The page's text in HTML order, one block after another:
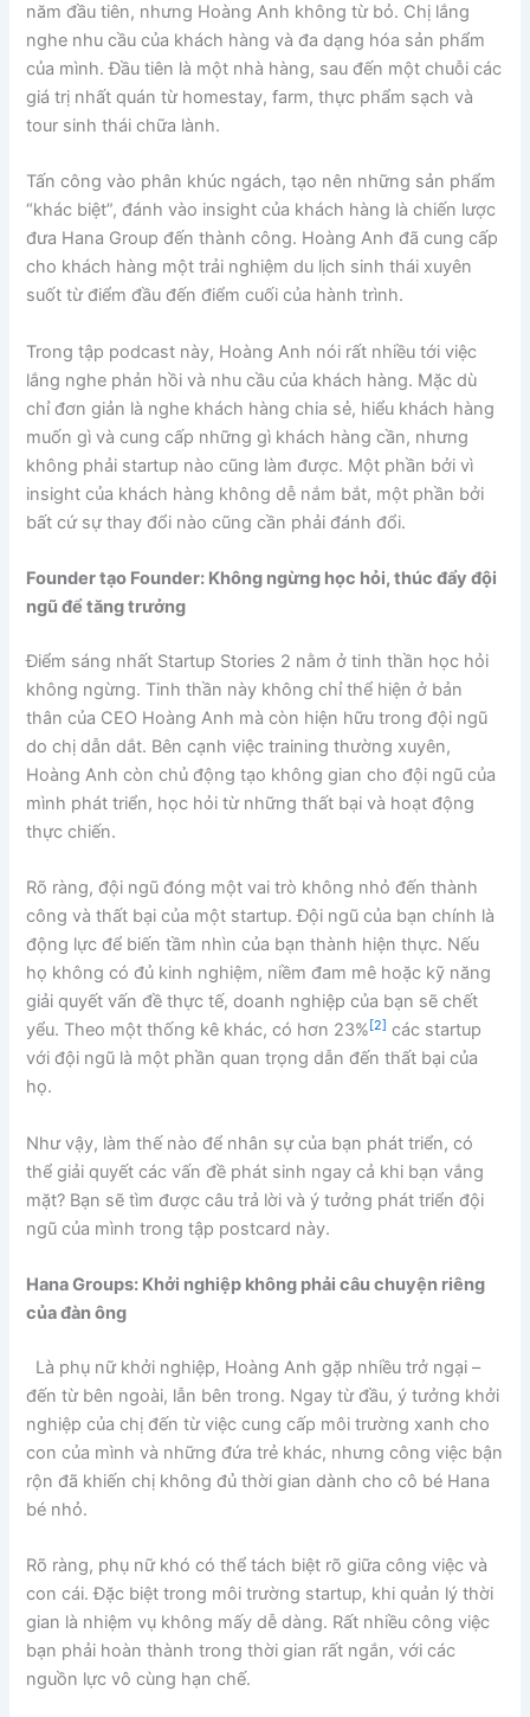
năm đầu tiên, nhưng Hoàng Anh không từ bỏ. Chị lắng
nghe nhu cầu của khách hàng và đa dạng hóa sản phẩm
của mình. Đầu tiên là một nhà hàng, sau đến một chuỗi các
giá trị nhất quán từ homestay, farm, thực phẩm sạch và
tour sinh thái chữa lành.
Tấn công vào phân khúc ngách, tạo nên những sản phẩm
“khác biệt”, đánh vào insight của khách hàng là chiến lược
đưa Hana Group đến thành công. Hoàng Anh đã cung cấp
cho khách hàng một trải nghiệm du lịch sinh thái xuyên
suốt từ điểm đầu đến điểm cuối của hành trình.
Trong tập podcast này, Hoàng Anh nói rất nhiều tới việc
lắng nghe phản hồi và nhu cầu của khách hàng. Mặc dù
chỉ đơn giản là nghe khách hàng chia sẻ, hiểu khách hàng
muốn gì và cung cấp những gì khách hàng cần, nhưng
không phải startup nào cũng làm được. Một phần bởi vì
insight của khách hàng không dễ nắm bắt, một phần bởi
bất cứ sự thay đổi nào cũng cần phải đánh đổi.
Founder tạo Founder: Không ngừng học hỏi, thúc đẩy đội
ngũ để tăng trưởng
Điểm sáng nhất Startup Stories 2 nằm ở tinh thần học hỏi
không ngừng. Tinh thần này không chỉ thể hiện ở bản
thân của CEO Hoàng Anh mà còn hiện hữu trong đội ngũ
do chị dẫn dắt. Bên cạnh việc training thường xuyên,
Hoàng Anh còn chủ động tạo không gian cho đội ngũ của
mình phát triển, học hỏi từ những thất bại và hoạt động
thực chiến.
Rõ ràng, đội ngũ đóng một vai trò không nhỏ đến thành
công và thất bại của một startup. Đội ngũ của bạn chính là
động lực để biến tầm nhìn của bạn thành hiện thực. Nếu
họ không có đủ kinh nghiệm, niềm đam mê hoặc kỹ năng
giải quyết vấn đề thực tế, doanh nghiệp của bạn sẽ chết
yểu. Theo một thống kê khác, có hơn 23%[2] các startup
với đội ngũ là một phần quan trọng dẫn đến thất bại của
họ.
Như vậy, làm thế nào để nhân sự của bạn phát triển, có
thể giải quyết các vấn đề phát sinh ngay cả khi bạn vắng
mặt? Bạn sẽ tìm được câu trả lời và ý tưởng phát triển đội
ngũ của mình trong tập postcard này.
Hana Groups: Khởi nghiệp không phải câu chuyện riêng
của đàn ông
Là phụ nữ khởi nghiệp, Hoàng Anh gặp nhiều trở ngại –
đến từ bên ngoài, lẫn bên trong. Ngay từ đầu, ý tưởng khởi
nghiệp của chị đến từ việc cung cấp môi trường xanh cho
con của mình và những đứa trẻ khác, nhưng công việc bận
rộn đã khiến chị không đủ thời gian dành cho cô bé Hana
bé nhỏ.
Rõ ràng, phụ nữ khó có thể tách biệt rõ giữa công việc và
con cái. Đặc biệt trong môi trường startup, khi quản lý thời
gian là nhiệm vụ không mấy dễ dàng. Rất nhiều công việc
bạn phải hoàn thành trong thời gian rất ngắn, với các
nguồn lực vô cùng hạn chế.